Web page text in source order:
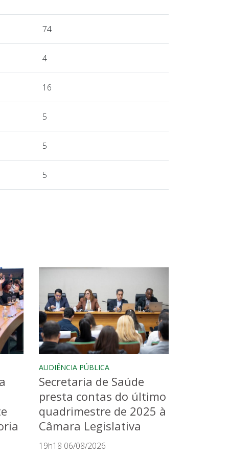
74
4
16
5
5
5
AUDIÊNCIA PÚBLICA
Secretaria de Saúde
presta contas do último
quadrimestre de 2025 à
Câmara Legislativa
19h18 06/08/2026